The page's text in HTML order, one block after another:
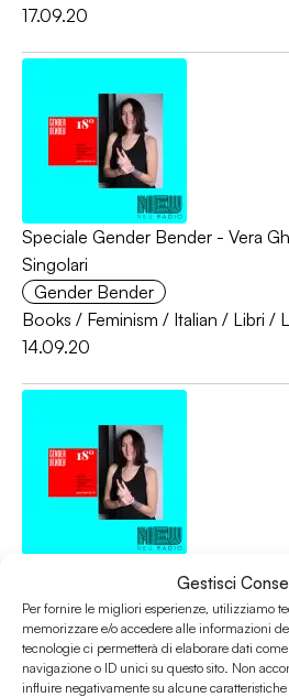
Gestisci
Per fornire le migliori esperienze, utilizziamo
memorizzare e/o accedere alle informazioni
tecnologie ci permetterà di elaborare dati
navigazione o ID unici su questo sito. Non
influire negativamente su alcune
17.09.20
Speciale Gender Bender - Vera
Singolari
Gender Bender
Books / Feminism / Italian / Libri /
14.09.20
Interviste
Books/Feminism / Italian/Libri/
14.09.20